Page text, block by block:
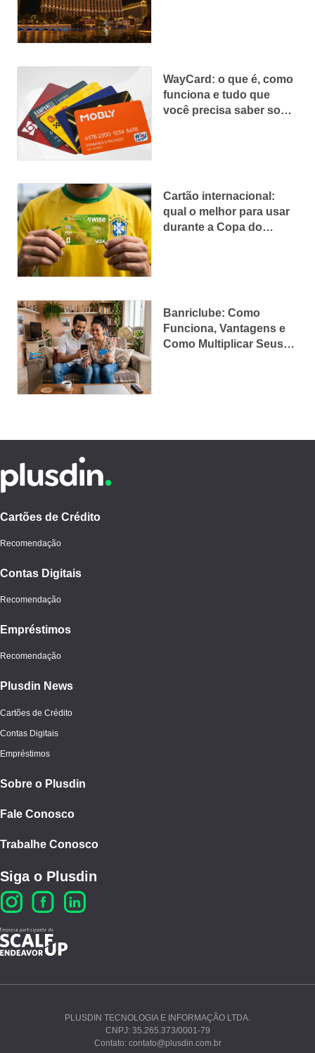
Ao continuar navegando, você concorda com nossos
ePolí­tica de Privacidade.
WayCard: o que é, como
funciona e tudo que
você precisa saber sobre
Cartão internacional:
qual o melhor para usar
durante a Copa do
Banriclube: Como
Funciona, Vantagens e
Como Multiplicar Seus
Cartões de Crédito
Recomendação
Contas Digitais
Recomendação
Empréstimos
Recomendação
Plusdin News
Cartões de Crédito
Contas Digitais
Empréstimos
Sobre o Plusdin
Fale Conosco
Trabalhe Conosco
Siga o Plusdin
PLUSDIN TECNOLOGIA E INFORMAÇÃO LTDA.
CNPJ: 35.265.373/0001-79
Contato: contato@plusdin.com.br